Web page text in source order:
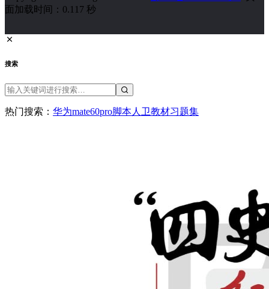
面加载时间：0.117 秒
搜索
热门搜索： 华为mate60pro脚本人卫教材习题集